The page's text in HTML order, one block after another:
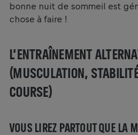
bonne nuit de sommeil est
chose à faire !
L’ENTRAÎNEMENT
(MUSCULATION,
COURSE)
VOUS LIREZ PARTOUT QUE LA